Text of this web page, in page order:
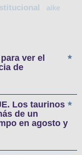
aike
ver el
de
Los taurinos
de un
en agosto y